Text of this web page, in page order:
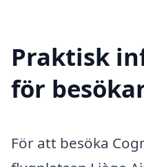
Praktisk
för
För att besöka